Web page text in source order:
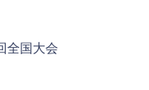
全国大会